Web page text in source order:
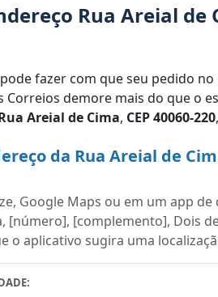
Rua Areial de
fazer com que seu pedido
demore mais do que o
Areial de Cima, CEP 40060-220
da Rua Areial de
Google Maps ou em um app de
[número], [complemento], Dois
o aplicativo sugira uma